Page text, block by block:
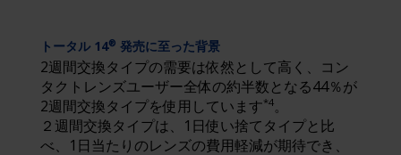
トータル 14® 発売に至った背景
2週間交換タイプの需要は依然として高く、コン
タクトレンズユーザー全体の約半数となる44％が
2週間交換タイプを使用しています*4。
２週間交換タイプは、1日使い捨てタイプと比
べ、1日当たりのレンズの費用軽減が期待でき、